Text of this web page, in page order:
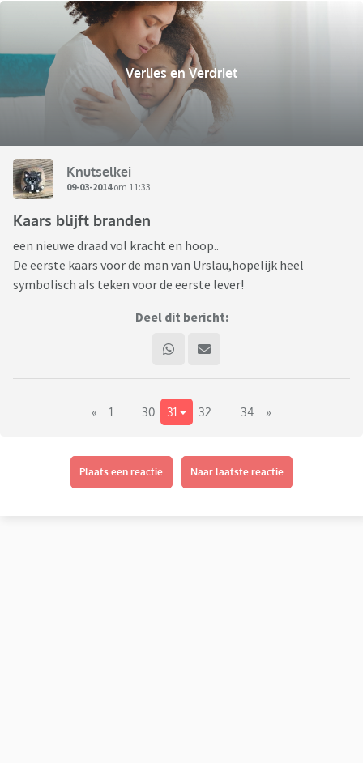
Verlies en Verdriet
Knutselkei
09-03-2014om 11:33
Kaars blijft branden
een nieuwe draad vol kracht en hoop..
De eerste kaars voor de man van Urslau,hopelijk heel
symbolisch als teken voor de eerste lever!
Deel dit bericht:
« 1 30 31 32 34 »
Plaats een reactie Naar laatste reactie